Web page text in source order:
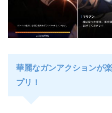
華麗なガンアクションが
プリ！